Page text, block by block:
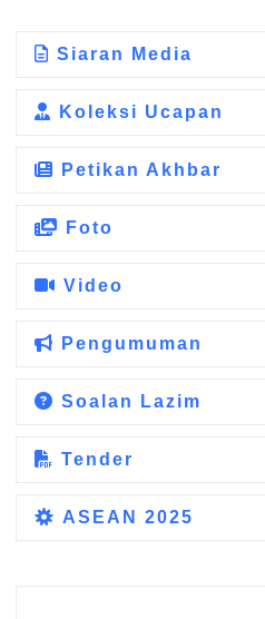
Siaran Media
Koleksi Ucapan
Petikan Akhbar
Foto
Video
Pengumuman
Soalan Lazim
Tender
ASEAN 2025